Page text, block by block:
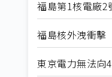
福島第1核電廠2
福島核外洩衝
東京電力無法向